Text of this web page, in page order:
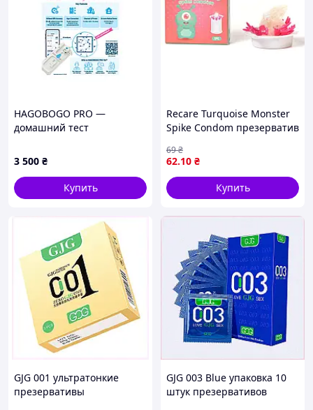
HAGOBOGO PRO —
домашний тест
анализом: концентрация,
подвижность, объем. 2
теста в наборе
3 500 ₴
Купить
Recare Turquoise Monster
Spike Condom презерватив
усиками насадка
стимулирующая на член 1
шт
62.10 ₴
69₴
Купить
GJG 001 ультратонкие
презервативы
GJG 003 Blue упаковка 10
штук презервативов